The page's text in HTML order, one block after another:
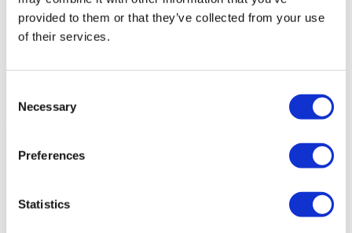
provided to them or that they’ve collected from your use
of their services.
Selection
Necessary
Preferences
Statistics